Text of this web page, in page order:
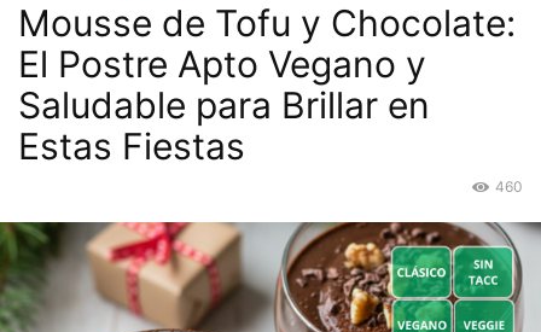
Mousse de Tofu y Chocolate:
El Postre Apto Vegano y
Saludable para Brillar en
Estas Fiestas
460